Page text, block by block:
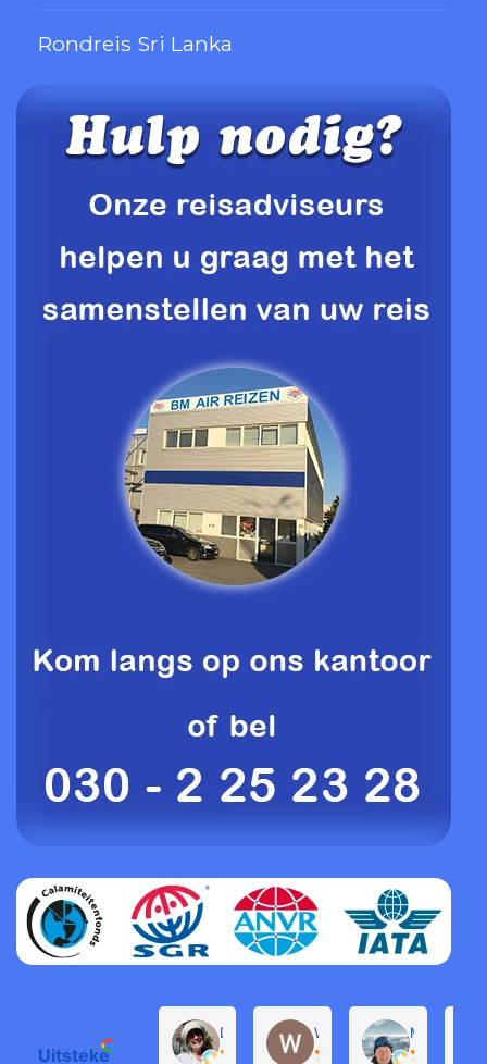
Rondreis Sri Lanka
Uitstekend
Daphne de GrootWillem Groenendijk
Michel